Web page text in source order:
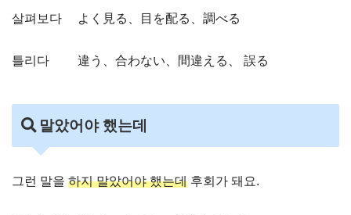
살펴보다 よく見る、目を配る、調べる
틀리다 違う、合わない、間違える、 誤る
말았어야 했는데
그런 말을 하지 말았어야 했는데 후회가 돼요.